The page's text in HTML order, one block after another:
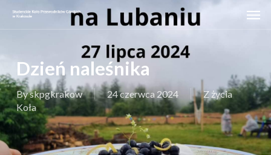
Dzień naleśnika
Byskpgkrakow 24 czerwca 2024
Z życia
Koła